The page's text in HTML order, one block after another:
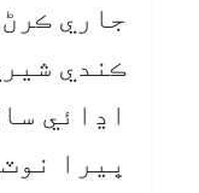
جاري
ڪندي
ڀيرا